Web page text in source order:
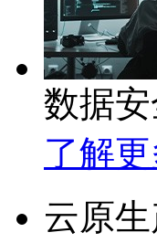
数据
了解更
云原